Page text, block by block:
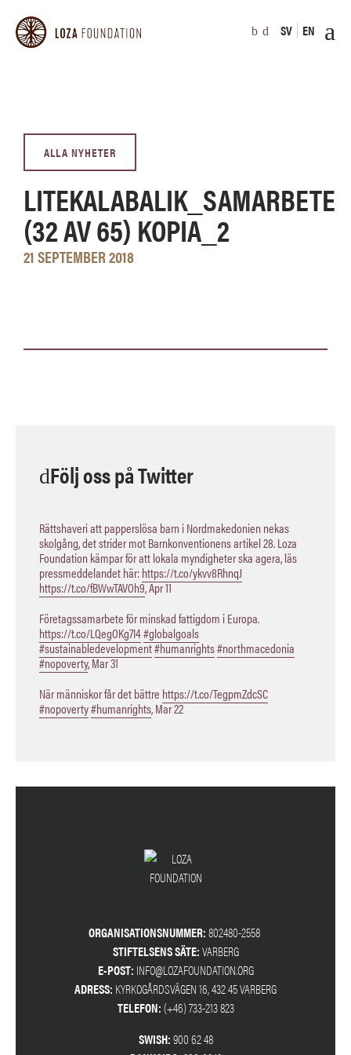
SV EN
ALLA NYHETER
LITEKALABALIK_SAMARBETE
(32 AV 65) KOPIA_2
21 SEPTEMBER 2018
Följ oss på Twitter
Rättshaveri att papperslösa barn i Nordmakedonien nekas
skolgång, det strider mot Barnkonventionens artikel 28. Loza
Foundation kämpar för att lokala myndigheter ska agera, läs
pressmeddelandet här:https://t.co/ykvv8RhnqJ
https://t.co/fBWwTAVOh9,Apr 11
Företagssamarbete för minskad fattigdom i Europa.
https://t.co/LQegOKg7I4#globalgoals
#sustainabledevelopment#humanrights#northmacedonia
#nopoverty,Mar 31
När människor får det bättre https://t.co/TegpmZdcSC
#nopoverty#humanrights,Mar 22
ORGANISATIONSNUMMER:802480-2558
STIFTELSENS SÄTE:VARBERG
E-POST: INFO@LOZAFOUNDATION.ORG
ADRESS: KYRKOGÅRDSVÄGEN 16, 432 45 VARBERG
TELEFON:(+46) 733-213 823
SWISH:900 62 48